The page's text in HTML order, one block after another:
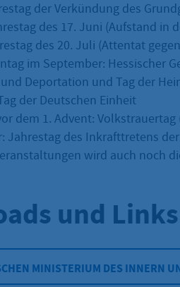
der Verkündung des
des 17. Juni (Aufstand in
des 20. Juli (Attentat
im September: Hessischer
Deportation und Tag der
der Deutschen Einheit
dem 1. Advent:
Jahrestag des Inkrafttretens
wird auch noch
und Links
MINISTERIUM DES INNERN